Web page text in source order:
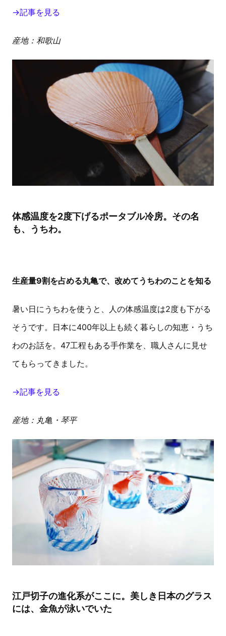
→記事を見る
産地：和歌山
体感温度を2度下げるポータブル冷房。その名
も、うちわ。
生産量9割を占める丸亀で、改めてうちわのことを知る
暑い日にうちわを使うと、人の体感温度は2度も下がる
そうです。日本に400年以上も続く暮らしの知恵・うち
わのお話を。47工程もある手作業を、職人さんに見せ
てもらってきました。
→記事を見る
産地：丸亀・琴平
江戸切子の進化系がここに。美しき日本のグラス
には、金魚が泳いでいた